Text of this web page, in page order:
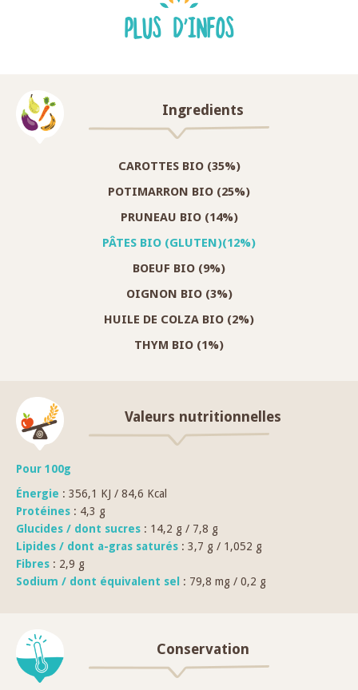
PLUS D'INFOS
Ingredients
CAROTTES BIO (35%)
POTIMARRON BIO (25%)
PRUNEAU BIO (14%)
PÂTES BIO (GLUTEN)(12%)
BOEUF BIO (9%)
OIGNON BIO (3%)
HUILE DE COLZA BIO (2%)
THYM BIO (1%)
Valeurs nutritionnelles
Pour 100g
Énergie : 356,1 KJ / 84,6 Kcal
Protéines : 4,3 g
Glucides / dont sucres : 14,2 g / 7,8 g
Lipides / dont a-gras saturés : 3,7 g / 1,052 g
Fibres : 2,9 g
Sodium / dont équivalent sel
: 79,8 mg / 0,2 g
Conservation